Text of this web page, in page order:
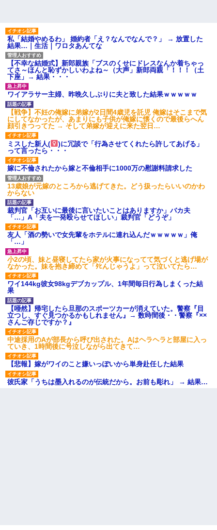
私「初めて飲む味だけどなん
のお茶？」彼「ちっ！」私「」
【GIF】JSのカンチョーワロ
タ
後続車にクラクションを鳴ら
され彼氏が逆切れ。「何クラク
ション鳴らしてんだ！降りてこ
いよ！」と怒鳴りだし...
【衝撃】報酬100万円超の治験
募集がこちらｗｗｗｗｗ(※画像
あり)
【ネット騒然】惨殺されたタ
ワマン頂き女子のこの動画、す
げえええええｗｗｗｗｗｗｗｗ
ｗｗｗ
【愕然】白のクラウン俺氏、
高速道路左車線を制限速度で走
った結果wwwwwwwwwwww
百年の恋12-899 食べた量を
張り合ってくる
【悲報】佐藤輝明・・・２軍
でも盛大にやらかす←あまり悲
しませないでくれ
私「結婚やめるわ」 婚約者「え？なんでなんで？」 → 放置した
結果…｜生活｜ワロタあんてな
【不幸な結婚式】新郎親族「ブスのくせにドレスなんか着ちゃっ
てさ～ほんと恥ずかしいわよね～（大声」新郎両親「！！！（土
下座」→ 結果・・・
ワイアラサー主婦、昨晩久しぶりに夫と致した結果ｗｗｗｗｗ
【戦争】不妊の俺嫁に弟嫁が2日間4歳児を託児 俺嫁はそこまで気
にしてなかったが、あまりにも子供が俺嫁に懐くので最後らへん
顔引きつってた → そして弟嫁が迎えに来た翌日…
ミスした新人(
)に冗談で「行為させてくれたら許してあげる」
って言ったら・・・
嫁に不倫されたから嫁と不倫相手に1000万の慰謝料請求した
13歳娘が元嫁のところから逃げてきた。どう扱ったらいいのかわ
からない
裁判官「お互いに最後に言いたいことはありますか」バカ夫
「…」A「夫を一発殴らせてほしい」裁判官「どうぞ」
友人「酒の勢いで女先輩をホテルに連れ込んだｗｗｗｗｗ」俺
「…」
小2の頃、妹と昼寝してたら家が火事になってて気づくと逃げ場が
なかった。妹を抱き締めて「ﾀﾋんじゃうよ」って泣いてたら…
ワイ144kg彼女98kgデブカップル、1年間毎日行為しまくった結
果
【唖然】帰宅したら旦那のスポーツカーが消えていた。警察『目
立つし、すぐ見つかるかもしれません』→ 数時間後・・警察『××
さんご存じですか？』
中途採用のAが部長から呼び出された。Aはヘラヘラと部屋に入っ
ていき、1時間後に号泣しながら出てきて…
【悲報】嫁がワイのこと嫌いっぽいから単身赴任した結果
彼氏家「うちは墨入れるのが伝統だから。お前も彫れ」 → 結果…